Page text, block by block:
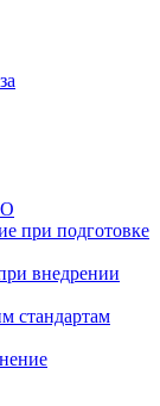
при подготовке
внедрении
стандартам